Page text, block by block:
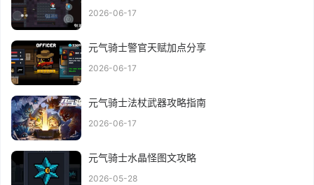
2026-06-17
元气骑士警官天赋加点分享
2026-06-17
元气骑士法杖武器攻略指南
2026-06-17
元气骑士水晶怪图文攻略
2026-05-28